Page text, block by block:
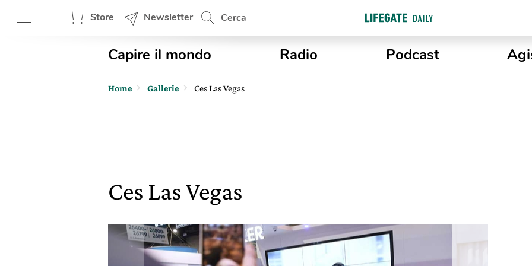
Store Newsletter Cerca
Capire il mondo Radio Podcast
Home Gallerie Ces Las Vegas
Ces Las Vegas